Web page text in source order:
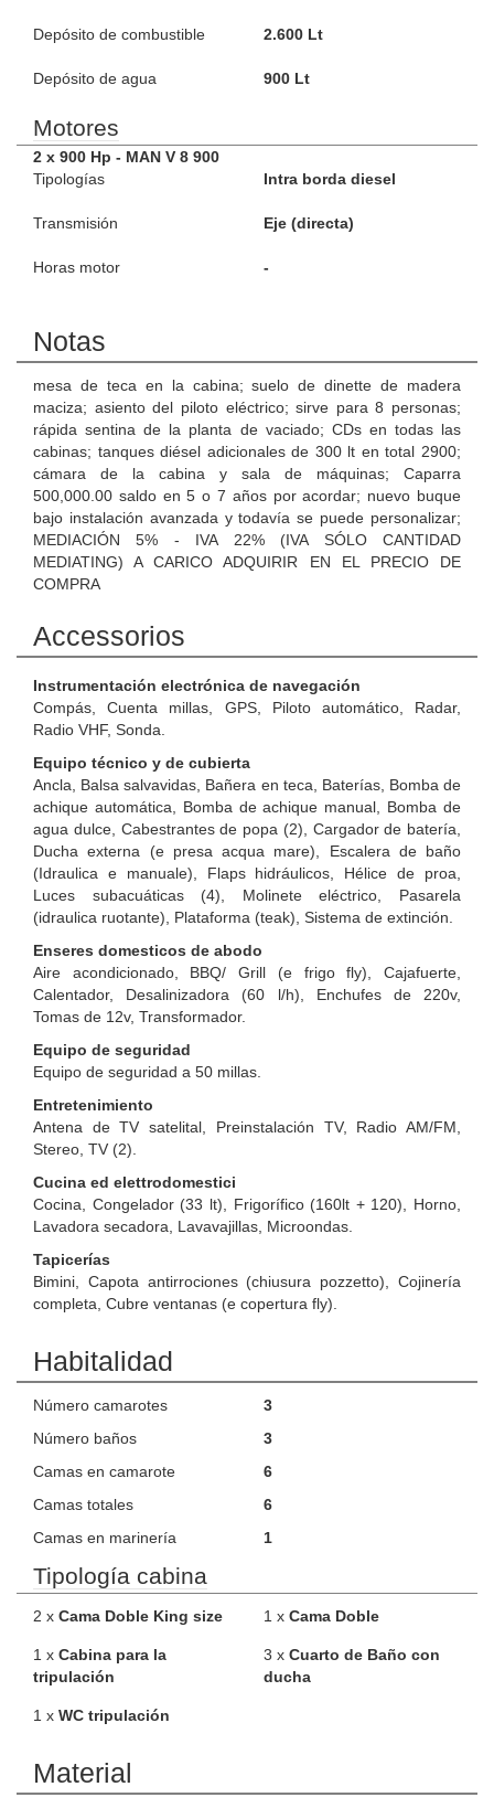
Depósito de combustible 2.600 Lt
Depósito de agua 900 Lt
Motores
2 x 900 Hp - MAN V 8 900
Tipologías
Intra borda diesel
Transmisión Eje (directa)
Horas motor -
Notas
mesa de teca en la cabina; suelo de dinette de madera
maciza; asiento del piloto eléctrico; sirve para 8 personas;
rápida sentina de la planta de vaciado; CDs en todas las
cabinas; tanques diésel adicionales de 300 lt en total 2900;
cámara de la cabina y sala de máquinas; Caparra
500,000.00 saldo en 5 o 7 años por acordar; nuevo buque
bajo instalación avanzada y todavía se puede personalizar;
MEDIACIÓN 5% - IVA 22% (IVA SÓLO CANTIDAD
MEDIATING) A CARICO ADQUIRIR EN EL PRECIO DE
COMPRA
Accessorios
Instrumentación electrónica de navegación
Compás, Cuenta millas, GPS, Piloto automático, Radar,
Radio VHF, Sonda.
Equipo técnico y de cubierta
Ancla, Balsa salvavidas, Bañera en teca, Baterías, Bomba de
achique automática, Bomba de achique manual, Bomba de
agua dulce, Cabestrantes de popa (2), Cargador de batería,
Ducha externa (e presa acqua mare), Escalera de baño
(Idraulica e manuale), Flaps hidráulicos, Hélice de proa,
Luces subacuáticas (4), Molinete eléctrico, Pasarela
(idraulica ruotante), Plataforma (teak), Sistema de extinción.
Enseres domesticos de abodo
Aire acondicionado, BBQ/ Grill (e frigo fly), Cajafuerte,
Calentador, Desalinizadora (60 l/h), Enchufes de 220v,
Tomas de 12v, Transformador.
Equipo de seguridad
Equipo de seguridad a 50 millas.
Entretenimiento
Antena de TV satelital, Preinstalación TV, Radio AM/FM,
Stereo, TV (2).
Cucina ed elettrodomestici
Cocina, Congelador (33 lt), Frigorífico (160lt + 120), Horno,
Lavadora secadora, Lavavajillas, Microondas.
Tapicerías
Bimini, Capota antirrociones (chiusura pozzetto), Cojinería
completa, Cubre ventanas (e copertura fly).
Habitalidad
Número camarotes
3
Número baños
3
Camas en camarote
6
Camas totales
6
Camas en marinería
1
Tipología cabina
2 x Cama Doble King size 1 x Cama Doble
1 x Cabina para la
tripulación
3 x Cuarto de Baño con
ducha
1 x WC tripulación
Material